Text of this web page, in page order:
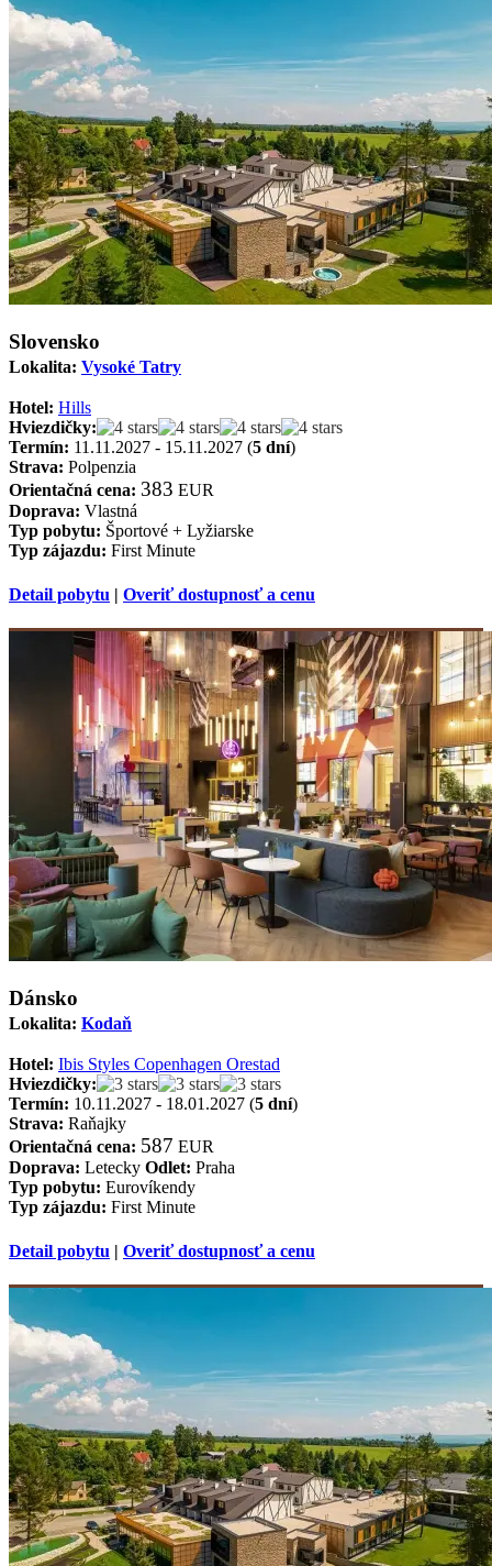
Slovensko
Lokalita: Vysoké Tatry
Hotel: Hills
Hviezdičky:
Termín: 11.11.2027 - 15.11.2027 (5 dní)
Strava: Polpenzia
Orientačná cena: 383 EUR
Doprava: Vlastná
Typ pobytu: Športové + Lyžiarske
Typ zájazdu: First Minute
Detail pobytu | Overiť dostupnosť a cenu
Dánsko
Lokalita: Kodaň
Hotel: Ibis Styles Copenhagen Orestad
Hviezdičky:
Termín: 10.11.2027 - 18.01.2027 (5 dní)
Strava: Raňajky
Orientačná cena: 587 EUR
Doprava: Letecky Odlet: Praha
Typ pobytu: Eurovíkendy
Typ zájazdu: First Minute
Detail pobytu | Overiť dostupnosť a cenu